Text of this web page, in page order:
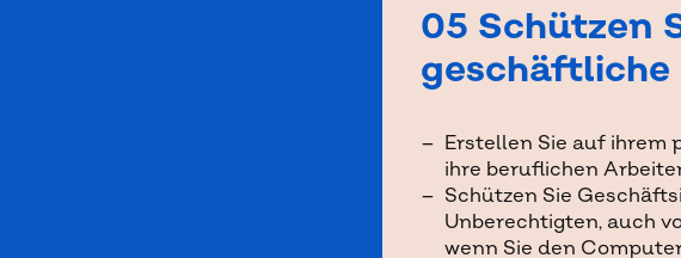
05 Schützen
Erstellen Sie auf ihrem
ihre beruflichen
Schützen Sie
Unberechtigten, auch
wenn Sie den